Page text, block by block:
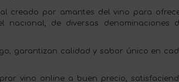
creado por amantes del vino para
nacional, de diversas denominaciones
garantizan calidad y sabor único en
vino online a buen precio,